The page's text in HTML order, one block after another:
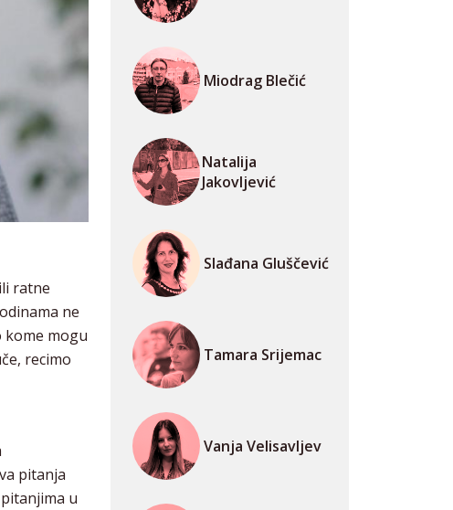
ratne
ne
kome mogu
recimo
pitanja
u
Miodrag Blečić
Natalija
Jakovljević
Slađana Gluščević
Tamara Srijemac
Vanja Velisavljev